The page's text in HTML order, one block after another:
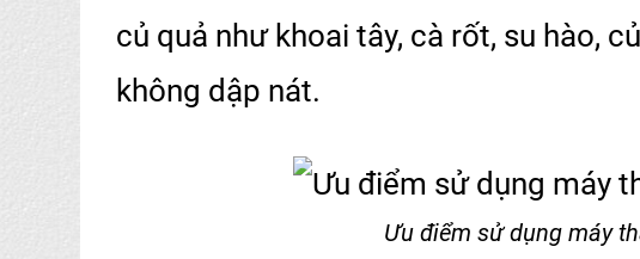
củ quả như khoai tây, cà rốt, su hào,
không dập nát.
Ưu điểm sử dụng máy